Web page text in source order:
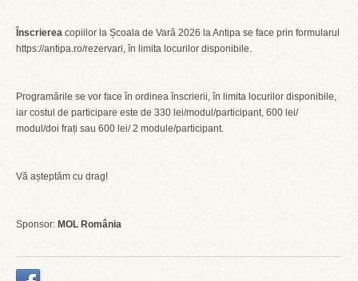
Înscrierea copiilor la Școala de Vară 2026 la Antipa se face prin formularul
https://antipa.ro/rezervari, în limita locurilor disponibile.
Programările se vor face în ordinea înscrierii, în limita locurilor disponibile,
iar costul de participare este de 330 lei/modul/participant, 600 lei/
modul/doi frați sau 600 lei/ 2 module/participant.
Vă așteptăm cu drag!
Sponsor: MOL România